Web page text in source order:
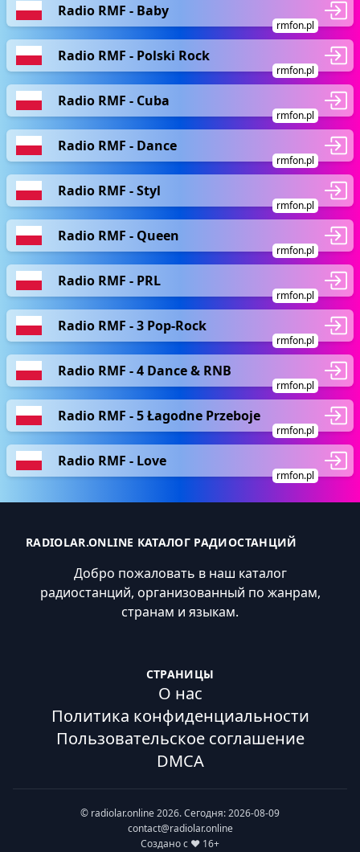
Radio RMF - Baby
rmfon.pl
Radio RMF - Polski Rock
rmfon.pl
Radio RMF - Cuba
rmfon.pl
Radio RMF - Dance
rmfon.pl
Radio RMF - Styl
rmfon.pl
Radio RMF - Queen
rmfon.pl
Radio RMF - PRL
rmfon.pl
Radio RMF - 3 Pop-Rock
rmfon.pl
Radio RMF - 4 Dance & RNB
rmfon.pl
Radio RMF - 5 Łagodne Przeboje
rmfon.pl
Radio RMF - Love
rmfon.pl
RADIOLAR.ONLINE КАТАЛОГ РАДИОСТАНЦИЙ
Добро пожаловать в наш каталог
радиостанций, организованный по жанрам,
странам и языкам.
СТРАНИЦЫ
О нас
Политика конфиденциальности
Пользовательское соглашение
DMCA
© radiolar.online 2026. Сегодня: 2026-08-09
contact@radiolar.online
Создано с ❤️ 16+